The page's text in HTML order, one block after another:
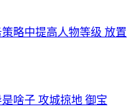
略中提高人物等级 放置